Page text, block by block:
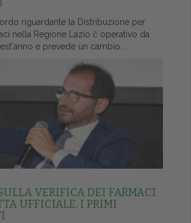
riguardante la Distribuzione per
nella Regione Lazio č operativo da
e prevede un cambio...
VERIFICA DEI FARMACI
UFFICIALE, I PRIMI